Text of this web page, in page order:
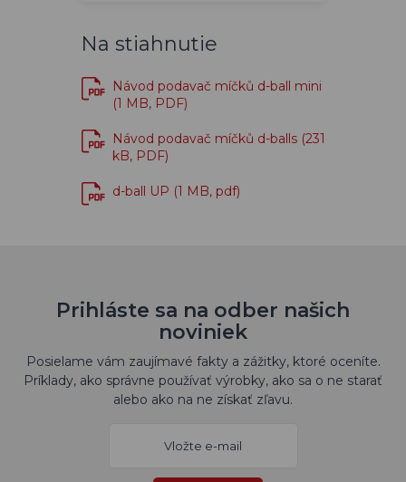
Na stiahnutie
Návod podavač míčků d-ball mini
(1 MB, PDF)
Návod podavač míčků d-balls (231
kB, PDF)
d-ball UP (1 MB, pdf)
Prihláste sa na odber našich
noviniek
Posielame vám zaujímavé fakty a zážitky, ktoré oceníte.
Príklady, ako správne používať výrobky, ako sa o ne starať
alebo ako na ne získať zľavu.